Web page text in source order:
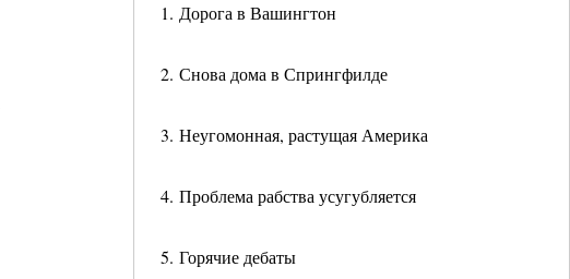
1. Дорога в Вашингтон
2. Снова дома в Спрингфилде
3. Неугомонная, растущая Америка
4. Проблема рабства усугубляется
5. Горячие дебаты